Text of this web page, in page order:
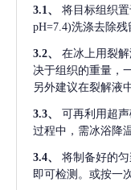
3.1、
将目标组织
pH=7.4)洗涤去除残
3.2、
在冰上用裂
决于组织的重量，
另外建议在裂解液
3.3、 可再利用超
过程中，需冰浴降
3.4、 将制备好的
即可检测。或按一